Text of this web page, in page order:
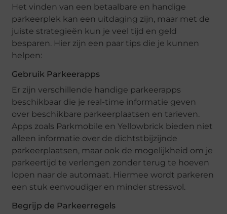
Het vinden van een betaalbare en handige
parkeerplek kan een uitdaging zijn, maar met de
juiste strategieën kun je veel tijd en geld
besparen. Hier zijn een paar tips die je kunnen
helpen:
Gebruik Parkeerapps
Er zijn verschillende handige parkeerapps
beschikbaar die je real-time informatie geven
over beschikbare parkeerplaatsen en tarieven.
Apps zoals Parkmobile en Yellowbrick bieden niet
alleen informatie over de dichtstbijzijnde
parkeerplaatsen, maar ook de mogelijkheid om je
parkeertijd te verlengen zonder terug te hoeven
lopen naar de automaat. Hiermee wordt parkeren
een stuk eenvoudiger en minder stressvol.
Begrijp de Parkeerregels